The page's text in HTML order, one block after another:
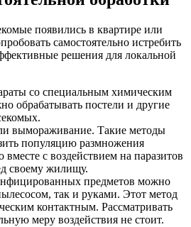
появились в квартире или
самостоятельно истребить
решения для локальной
со специальным химическим
обрабатывать постели и другие
вымораживание. Такие методы
популяцию размножения
вместе с воздействием на паразитов
своему жилищу.
предметов можно
так и руками. Этот метод
контактным. Рассматривать
меру воздействия не стоит.